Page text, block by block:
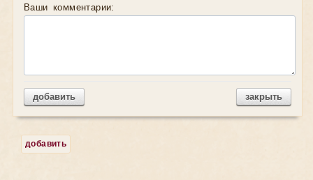
Ваши комментарии:
добавить закрыть
добавить